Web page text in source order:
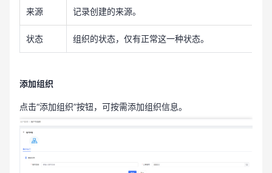
来源 记录创建的来源。
状态 组织的状态，仅有正常这一种状态。
添加组织
点击“添加组织”按钮，可按需添加组织信息。